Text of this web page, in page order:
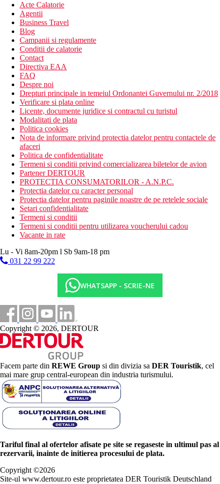
Acte Calatorie
Agentii
Business Travel
Blog
Campanii si regulamente
Conditii de calatorie
Contact
Directiva EAA
FAQ
Despre noi
Drepturi principale in temeiul Ordonantei Guvernului nr. 2/2018
Verificare si plata online
Licente, documente juridice si contractul cu turistul
Modalitati de plata
Politica cookies
Nota de informare privind protectia datelor pentru contactele de
afaceri
Politica de confidentialitate
Termeni si conditii privind comercializarea biletelor de avion
Partener DERTOUR
PROTECTIA CONSUMATORILOR - A.N.P.C.
Protectia datelor cu caracter personal
Protectia datelor pentru paginile noastre de pe retelele sociale
Setari confidentialitate
Termeni si conditii
Termeni si conditii pentru utilizarea voucherului cadou
Vacante in rate
Lu - Vi 8am-20pm l Sb 9am-18 pm
031 22 99 222
WHATSAPP - SCRIE-NE
Copyright © 2026, DERTOUR
Facem parte din REWE Group si din divizia sa DER Touristik, cel
mai mare grup central-european din industria turismului.
Tariful final al ofertelor afisate pe site se regaseste in ultimul pas al
rezervarii, inainte de initierea procesului de plata.
Copyright ©2026
Site-ul www.dertour.ro este proprietatea DER Touristik Deutschland